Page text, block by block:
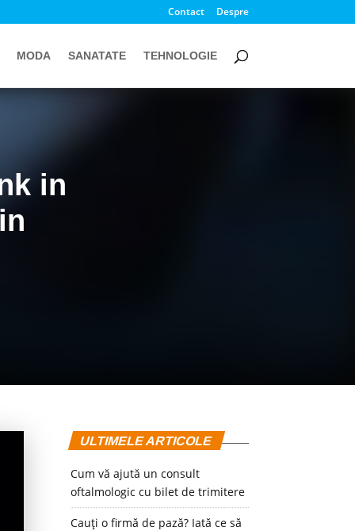
Contact Despre
MODA SANATATE TEHNOLOGIE
in
ULTIMELE ARTICOLE
Cum vă ajută un consult
oftalmologic cu bilet de trimitere
Cauți o firmă de pază? Iată ce să